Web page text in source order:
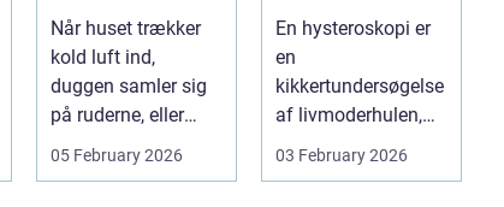
indeklima og
lavere
varmeregning
Når huset trækker
kold luft ind,
duggen samler sig
på ruderne, eller
varmeregninge...
05 February 2026
kikkertundersøg
else af
livmoderen
En hysteroskopi er
en
kikkertundersøgelse
af livmoderhulen,
hvor en læge
gennem skeden og
03 February 2026